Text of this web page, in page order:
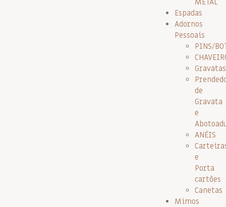
METAL
Espadas
Adornos
Pessoais
PINS/
Gravatas
de
Gravata
e
ANÉIS
e
Porta
cartões
Canetas
Mimos